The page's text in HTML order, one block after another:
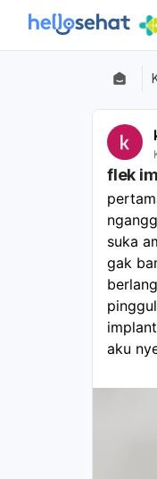
flek
suka
gak
aku